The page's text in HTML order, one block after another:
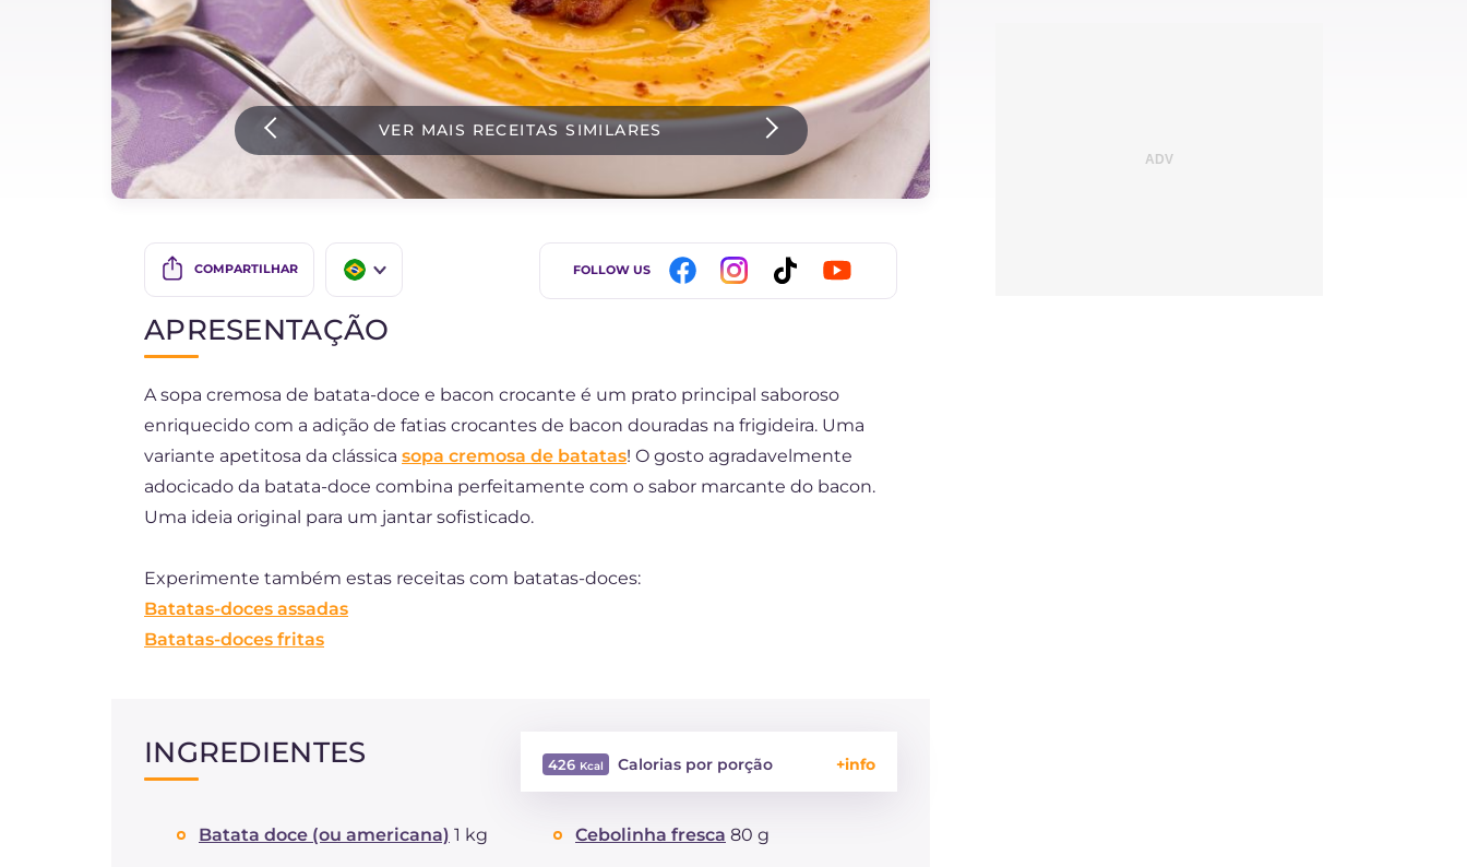
IT Website
Instagram
VER MAIS RECEITAS SIMILARES
COMPARTILHAR
DE
ES
NL
FOLLOW US
APRESENTAÇÃO
A sopa cremosa de batata-doce e bacon crocante é um prato principal saboroso
enriquecido com a adição de fatias crocantes de bacon douradas na frigideira. Uma
variante apetitosa da clássica sopa cremosa de batatas! O gosto agradavelmente
adocicado da batata-doce combina perfeitamente com o sabor marcante do bacon.
Uma ideia original para um jantar sofisticado.
Experimente também estas receitas com batatas-doces:
Batatas-doces assadas
Batatas-doces fritas
INGREDIENTES 426 Calorias por porção
Carboidratos
Batata doce (ou americana) 1 kg Cebolinha fresca 80 g